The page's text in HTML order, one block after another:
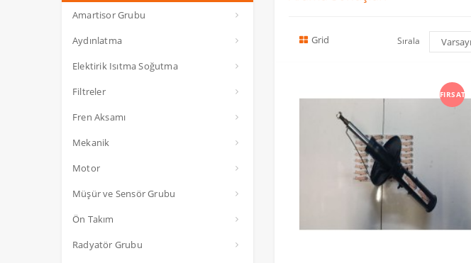
Amartisor Grubu
Aydınlatma
Elektirik Isıtma Soğutma
Filtreler
Fren Aksamı
Mekanik
Motor
Müşür ve Sensör Grubu
Ön Takım
Radyatör Grubu
Grid Sırala
FIRSAT